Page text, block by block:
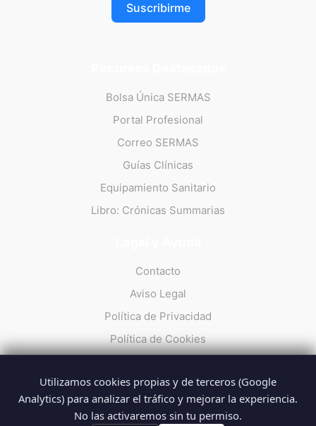
Suscribirme
Bolsa Única SERMAS
Portal Profesional
Correo SERMAS
Guías Clínicas
Equipamiento Sanitario
Libro: Crónicas Summarias
Contacto
Aviso Legal
Política de Privacidad
Política de Cookies
© 2026 Summarios · La web no oficial de los profesionales del
Utilizamos cookies propias y de terceros (Google
Analytics) para analizar el tráfico y mejorar la experiencia.
No las activaremos sin tu permiso.